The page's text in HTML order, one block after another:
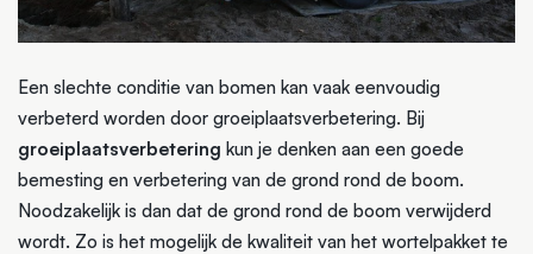
Een slechte conditie van bomen kan vaak eenvoudig
verbeterd worden door groeiplaatsverbetering. Bij
groeiplaatsverbetering kun je denken aan een goede
bemesting en verbetering van de grond rond de boom.
Noodzakelijk is dan dat de grond rond de boom verwijderd
wordt. Zo is het mogelijk de kwaliteit van het wortelpakket te